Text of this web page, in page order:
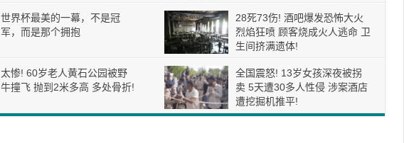
世界杯最美的一幕，不是冠
军，而是那个拥抱
28死73伤! 酒吧爆发恐怖大火
烈焰狂喷 顾客烧成火人逃命 卫
生间挤满遗体!
太惨! 60岁老人黄石公园被野
牛撞飞 抛到2米多高 多处骨折!
全国震怒! 13岁女孩深夜被拐
卖 5天遭30多人性侵 涉案酒店
遭挖掘机推平!